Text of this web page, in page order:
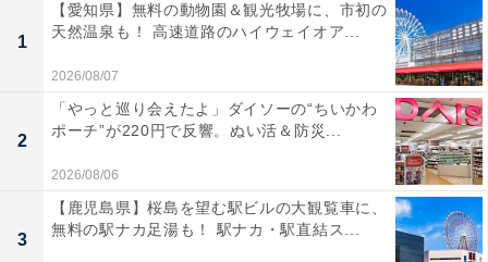
1
【愛知県】無料の動物園＆観光牧場に、市初の
天然温泉も！ 高速道路のハイウェイオア...
2026/08/07
2
「やっと巡り会えたよ」ダイソーの“ちいかわ
ポーチ”が220円で反響。ぬい活＆防災...
2026/08/06
3
【鹿児島県】桜島を望む駅ビルの大観覧車に、
無料の駅ナカ足湯も！ 駅ナカ・駅直結ス...